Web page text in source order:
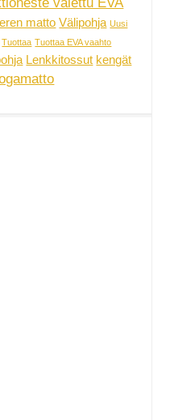
matto Välipohja Uusi
Tuottaa Tuottaa EVA vaahto
Lenkkitossut kengät